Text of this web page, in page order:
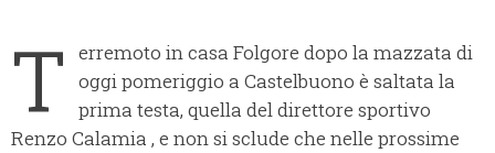
T
erremoto in casa Folgore dopo la mazzata di
oggi pomeriggio a Castelbuono è saltata la
prima testa, quella del direttore sportivo
Renzo Calamia , e non si sclude che nelle prossime